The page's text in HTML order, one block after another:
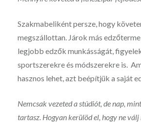
Szakmabeliként persze, hogy
megszállottan. Járok más
legjobb edzők munkásságát,
sportszerekre és módszerekre is.
hasznos lehet, azt beépítjük a saját
Nemcsak vezeted a stúdiót, de nap,
tartasz. Hogyan kerülöd el, hogy ne válj